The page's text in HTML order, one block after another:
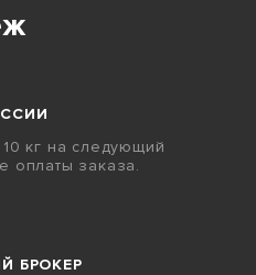
кг на следующий
оплаты заказа.
БРОКЕР